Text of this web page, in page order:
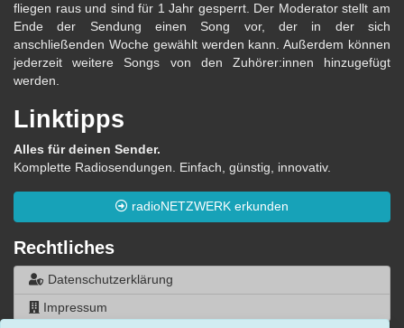
fliegen raus und sind für 1 Jahr gesperrt. Der Moderator stellt am
Ende der Sendung einen Song vor, der in der sich
anschließenden Woche gewählt werden kann. Außerdem können
jederzeit weitere Songs von den Zuhörer:innen hinzugefügt
werden.
Linktipps
Alles für deinen Sender.
Komplette Radiosendungen. Einfach, günstig, innovativ.
radioNETZWERK erkunden
Rechtliches
Datenschutzerklärung
Impressum